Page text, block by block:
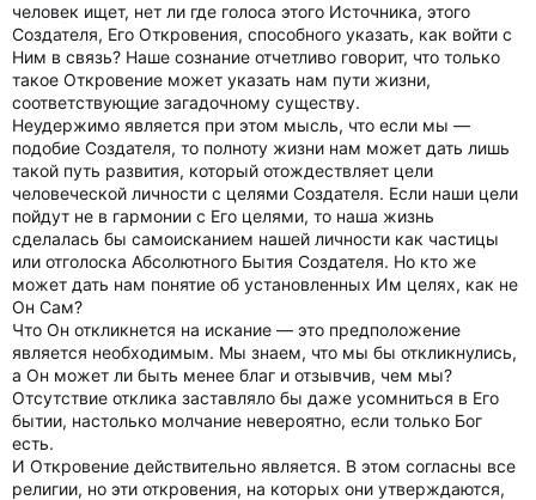
человек ищет, нет ли где голоса этого Источника, этого
Создателя, Его Откровения, способного указать, как войти с
Ним в связь? Наше сознание отчетливо говорит, что только
такое Откровение может указать нам пути жизни,
соответствующие загадочному существу.
Неудержимо является при этом мысль, что если мы —
подобие Создателя, то полноту жизни нам может дать лишь
такой путь развития, который отождествляет цели
человеческой личности с целями Создателя. Если наши цели
пойдут не в гармонии с Его целями, то наша жизнь
сделалась бы самоисканием нашей личности как частицы
или отголоска Абсолютного Бытия Создателя. Но кто же
может дать нам понятие об установленных Им целях, как не
Он Сам?
Что Он откликнется на искание — это предположение
является необходимым. Мы знаем, что мы бы откликнулись,
а Он может ли быть менее благ и отзывчив, чем мы?
Отсутствие отклика заставляло бы даже усомниться в Его
бытии, настолько молчание невероятно, если только Бог
есть.
И Откровение действительно является. В этом согласны все
религии, но эти откровения, на которых они утверждаются,